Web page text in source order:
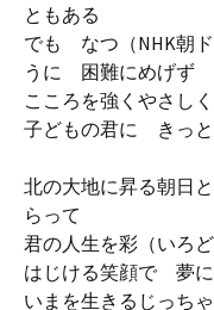
ともある
でも なつ（NHK朝
うに 困難にめげず
こころを強くやさし
子どもの君に きっ
北の大地に昇る朝日
らって
君の人生を彩（いろ
はじける笑顔で 夢
いまを生きるじっち